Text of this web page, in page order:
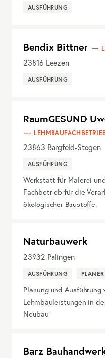
AUSFÜHRUNG
Bendix Bittner
23816 Leezen
AUSFÜHRUNG
RaumGESUND
23863 Bargfeld-Stegen
AUSFÜHRUNG
Werkstatt für Malerei
Fachbetrieb für die
ökologischer Baustoffe.
Naturbauwerk
23932 Palingen
AUSFÜHRUNG PLANER
Planung und Ausführung
Lehmbauleistungen in
Neubau
Barz